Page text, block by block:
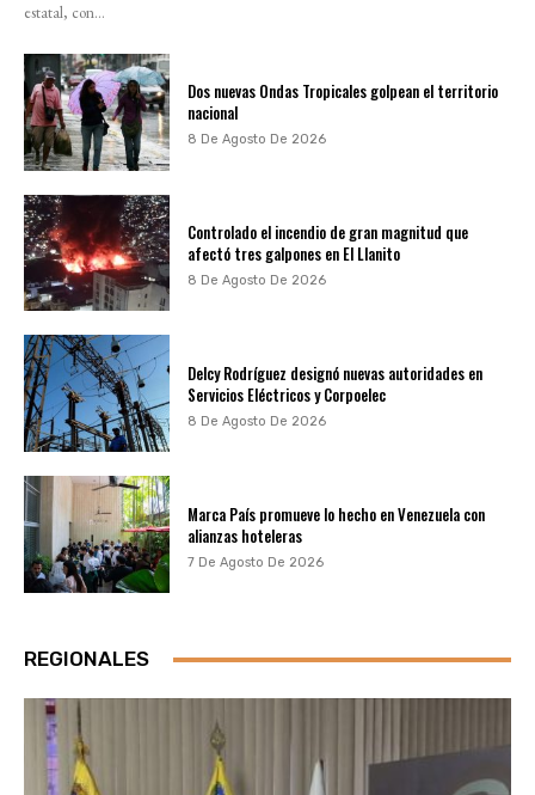
estatal, con...
Dos nuevas Ondas Tropicales golpean el territorio
nacional
8 De Agosto De 2026
Controlado el incendio de gran magnitud que
afectó tres galpones en El Llanito
8 De Agosto De 2026
Delcy Rodríguez designó nuevas autoridades en
Servicios Eléctricos y Corpoelec
8 De Agosto De 2026
Marca País promueve lo hecho en Venezuela con
alianzas hoteleras
7 De Agosto De 2026
REGIONALES